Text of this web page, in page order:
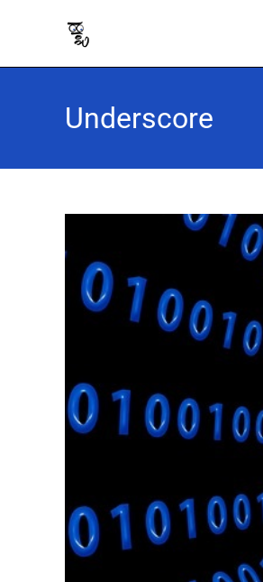
Underscore